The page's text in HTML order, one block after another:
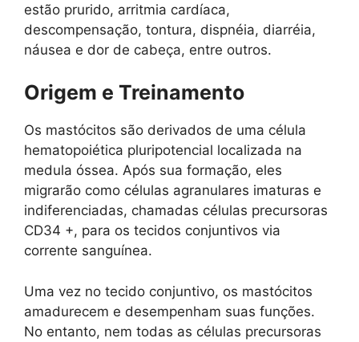
estão prurido, arritmia cardíaca,
descompensação, tontura, dispnéia, diarréia,
náusea e dor de cabeça, entre outros.
Origem e Treinamento
Os mastócitos são derivados de uma célula
hematopoiética pluripotencial localizada na
medula óssea. Após sua formação, eles
migrarão como células agranulares imaturas e
indiferenciadas, chamadas células precursoras
CD34 +, para os tecidos conjuntivos via
corrente sanguínea.
Uma vez no tecido conjuntivo, os mastócitos
amadurecem e desempenham suas funções.
No entanto, nem todas as células precursoras